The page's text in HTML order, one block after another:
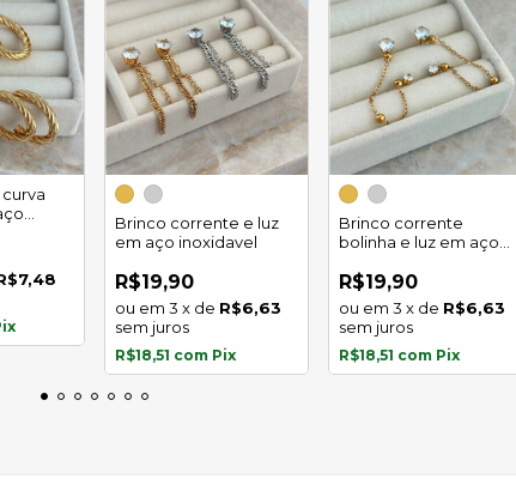
Brinco corrente e luz
em aço inoxidavel
R$19,90
3 x de R$6,63
sem juros
R$18,51 com Pix
Brinco corrente
bolinha e luz em aço
R$19,90
3 x de R$6,63
sem juros
R$18,51 com Pix